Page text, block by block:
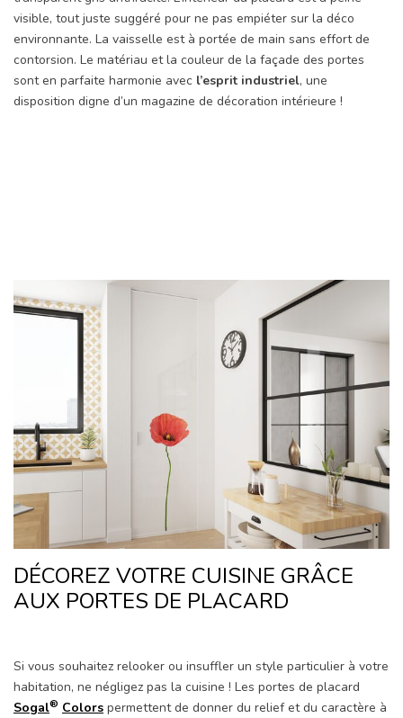
visible, tout juste suggéré pour ne pas empiéter sur la déco
environnante. La vaisselle est à portée de main sans effort de
contorsion. Le matériau et la couleur de la façade des portes
sont en parfaite harmonie avec l’esprit industriel, une
disposition digne d’un magazine de décoration intérieure !
DÉCOREZ VOTRE CUISINE GRÂCE
AUX PORTES DE PLACARD
Si vous souhaitez relooker ou insuffler un style particulier à votre
habitation, ne négligez pas la cuisine ! Les portes de placard
Sogal® Colors permettent de donner du relief et du caractère à